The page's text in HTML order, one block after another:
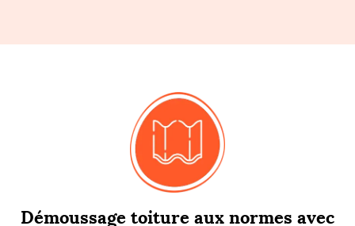
Démoussage toiture aux normes avec